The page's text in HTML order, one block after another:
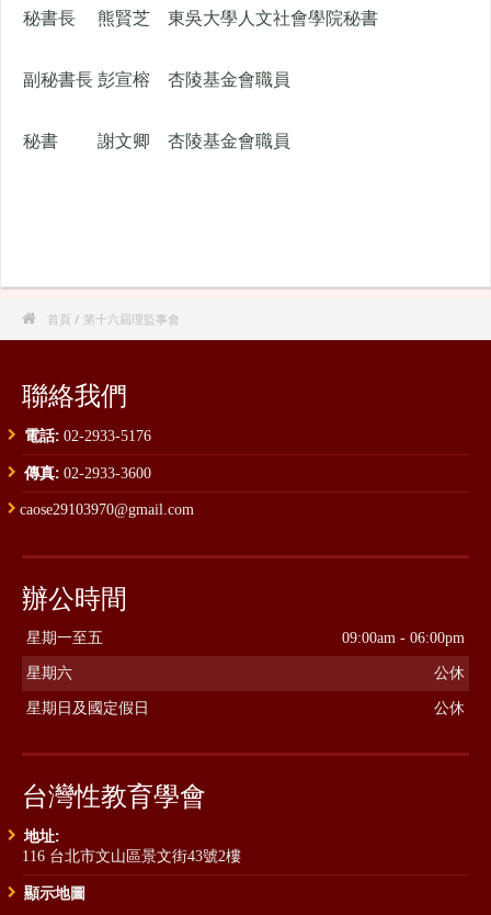
秘書長 熊賢芝 東吳大學人文社會學院秘書
副秘書長 彭宣榕 杏陵基金會職員
秘書 謝文卿 杏陵基金會職員
 首頁 / 第十六屆理監事會
聯絡我們
電話: 02-2933-5176
傳真: 02-2933-3600
caose29103970@gmail.com
辦公時間
星期一至五 09:00am - 06:00pm
星期六 公休
星期日及國定假日 公休
台灣性教育學會
地址:
116 台北市文山區景文街43號2樓
顯示地圖